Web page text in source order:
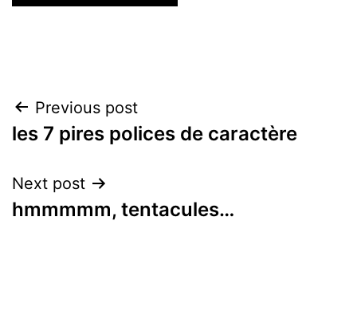
Post
navigation
Previous post
les 7 pires polices de caractère
Next post
hmmmmm, tentacules…